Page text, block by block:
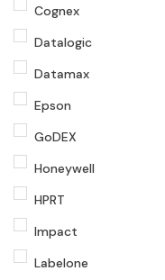
Cognex
Datalogic
Datamax
Epson
GoDEX
Honeywell
HPRT
Impact
Labelone